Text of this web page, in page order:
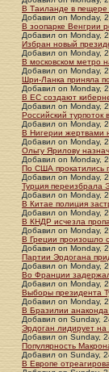
В Таиланде в пещере
Добавил on Monday,
В зоопарке Венгрии
Добавил on Monday,
Избран новый
Добавил on Monday,
В московском метро
Добавил on Monday,
Шри-Ланка приняла
Добавил on Monday,
В ЕС создают
Добавил on Monday,
Российский
Добавил on Monday,
В Нигерии жертвами
Добавил on Monday,
Ольгу Ярилову
Добавил on Monday,
По США прокатились
Добавил on Monday,
Турция переизбрала
Добавил on Monday,
В Китае полиция
Добавил on Monday,
В КНДР исчезла
Добавил on Monday,
В Греции произошло
Добавил on Monday,
Партии Эрдогана
Добавил on Monday,
Во Франции
Добавил on Monday,
Выборы президента
Добавил on Monday,
В Бразилии анаконда
Добавил on Sunday,
Эрдоган лидирует на
Добавил on Sunday,
Популярность
Добавил on Sunday,
В Европе